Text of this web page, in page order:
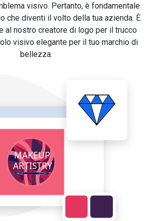
visivo. Pertanto, è fondamentale
che diventi il volto della tua azienda. È
al nostro creatore di logo per il trucco
visivo elegante per il tuo marchio di
bellezza.